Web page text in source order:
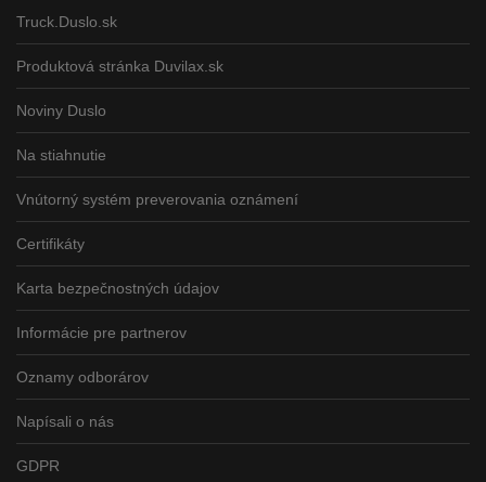
Truck.Duslo.sk
Produktová stránka Duvilax.sk
Noviny Duslo
Na stiahnutie
Vnútorný systém preverovania oznámení
Certifikáty
Karta bezpečnostných údajov
Informácie pre partnerov
Oznamy odborárov
Napísali o nás
GDPR